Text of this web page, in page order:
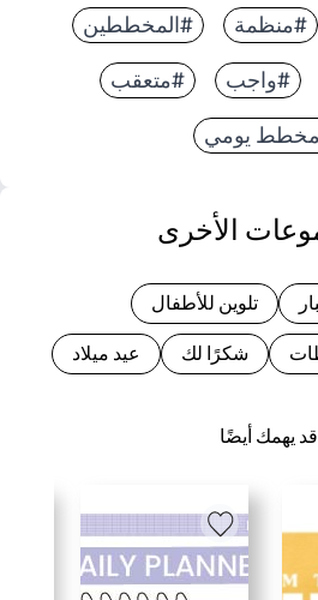
#منظمة #المخططين
#واجب #متعقب
يومي
قد يهمك أيضًا
الأخرى
تلوين للأطفال
شكرًا لك عيد ميلاد